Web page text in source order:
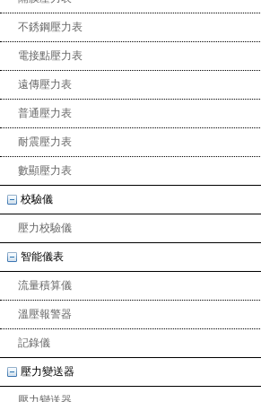
不銹鋼壓力表
電接點壓力表
遠傳壓力表
普通壓力表
耐震壓力表
數顯壓力表
校驗儀
壓力校驗儀
智能儀表
流量積算儀
溫壓報警器
記錄儀
壓力變送器